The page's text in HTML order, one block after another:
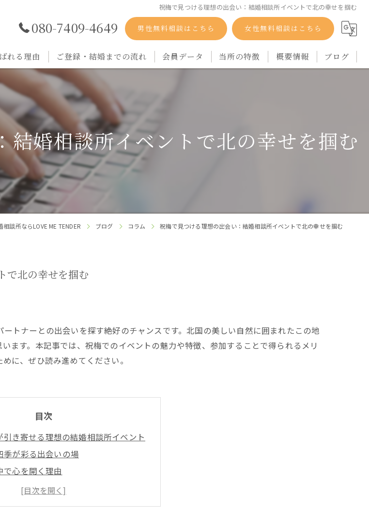
祝梅で見つける理想の出会い：結婚相談所イベントで北の幸せを掴む
080-7409-4649 男性無料相談はこちら 女性無料相談はこちら
れる理由 ご登録・結婚までの流れ 会員データ 当所の特徴
シングルマザー
概要情報 ブログ
結婚相談所イベントで北の幸せを掴む
談所ならLOVE ME TENDER ブログ コラム 祝梅で見つける理想の出会い：結婚相談所イベントで北の幸せを掴む
で北の幸せを掴む
トナーとの出会いを探す絶好のチャンスです。北国の美しい自然に囲まれたこの地
ます。本記事では、祝梅でのイベントの魅力や特徴、参加することで得られるメリ
に、ぜひ読み進めてください。
目次
引き寄せる理想の結婚相談所イベント
季が彩る出会いの場
で心を開く理由
所イベントの魅力を引き出す自然環境
じる北国の風情と出会い